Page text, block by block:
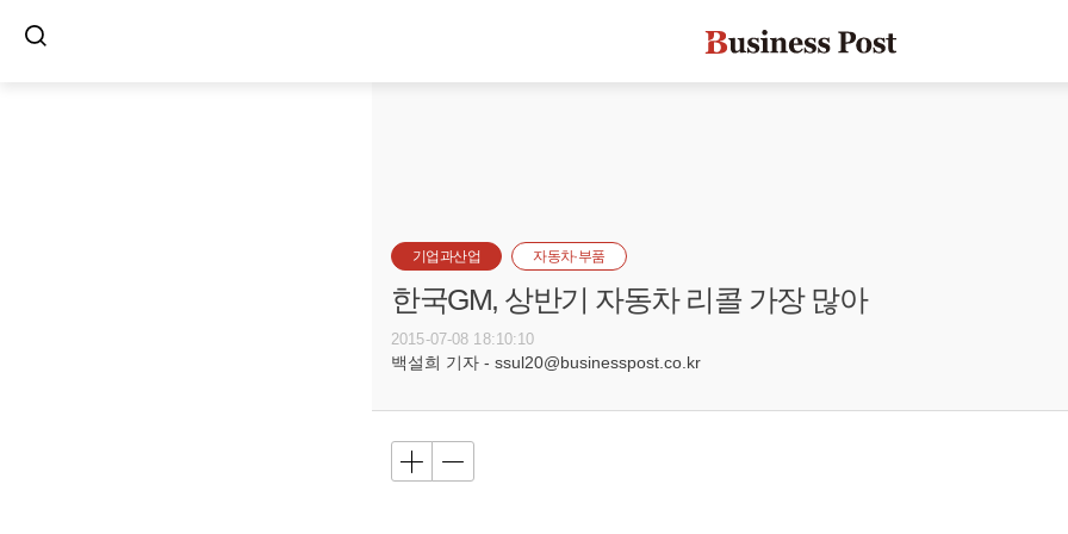
기업과산업 자동차·부품
한국GM, 상반기 자동차 리콜 가장 많아
2015-07-08 18:10:10
백설희 기자 - ssul20@businesspost.co.kr